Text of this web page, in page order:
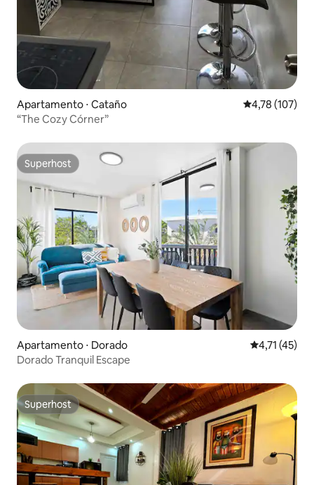
Apartamento ⋅ Cataño 4,78 de uma
4,78 (107)
“The Cozy Córner”
Superhost
Superhost
Apartamento ⋅ Dorado 4,71 de uma
4,71 (45)
Dorado Tranquil Escape
Superhost
Superhost